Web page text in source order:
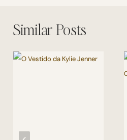
Similar Posts